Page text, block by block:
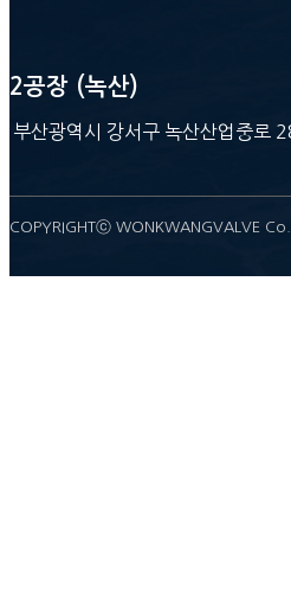
2공장 (녹산)
부산광역시 강서구 녹산산업
COPYRIGHTⓒ WONKWANGVALVE